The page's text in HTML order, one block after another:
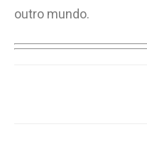
outro mundo.